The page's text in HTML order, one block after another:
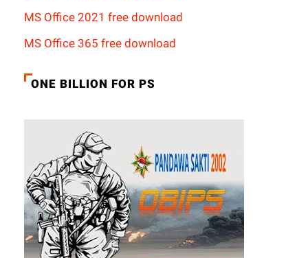
MS Office 2021 free download
MS Office 365 free download
ONE BILLION FOR PS